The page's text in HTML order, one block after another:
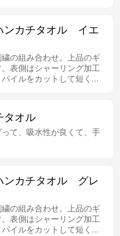
カチタオル イエ
の組み合わせ。上品のギ
表側はシャーリング加工
イルをカットして短く刈
オル
て、吸水性が良くて、手
カチタオル グレ
の組み合わせ。上品のギ
表側はシャーリング加工
イルをカットして短く刈